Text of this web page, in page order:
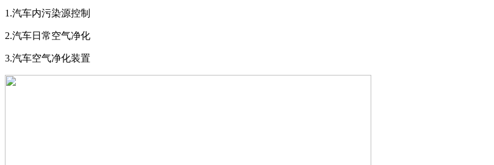
1.汽车内污染源控制
2.汽车日常空气净化
3.汽车空气净化装置